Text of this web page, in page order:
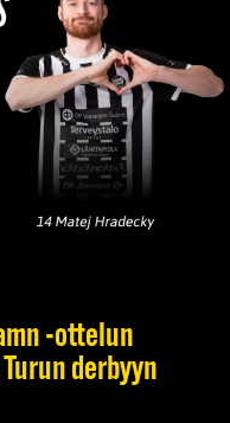
-ottelun
derbyyn